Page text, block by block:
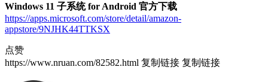
Windows 11 子系统 for Android 官方下载
https://apps.microsoft.com/store/detail/amazon-
appstore/9NJHK44TTKSX
点赞
https://www.nruan.com/82582.html 复制链接 复制链接